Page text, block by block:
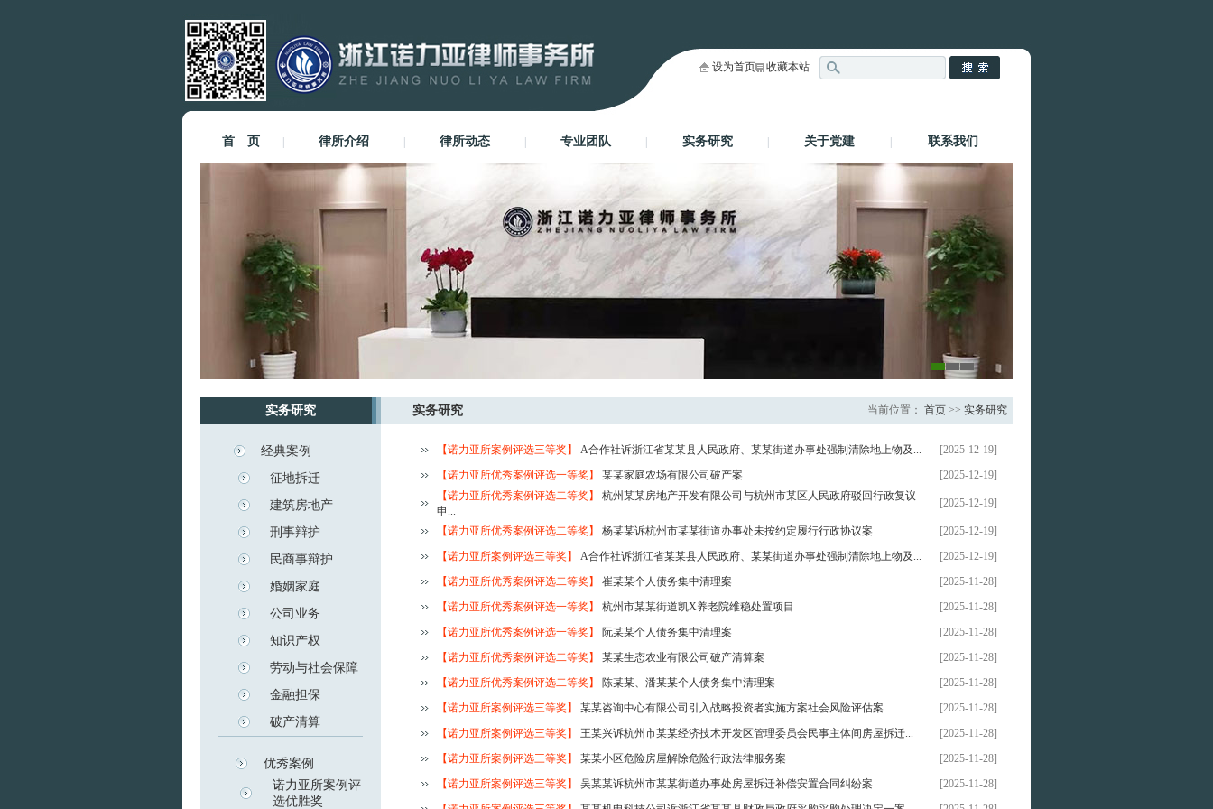
设为首页 收藏本站
首 页 律所介绍 律所动态 专业团队 实务研究 关于党建 联系我们
实务研究
经典案例
征地拆迁
建筑房地产
刑事辩护
民商事辩护
婚姻家庭
公司业务
知识产权
劳动与社会保障
金融担保
破产清算
优秀案例
诺力亚所案例评
选优胜奖
实务研究 当前位置： 首页 >> 实务研究
【诺力亚所案例评选三等奖】 A合作社诉浙江省某某县人民政府、某某街道办事处强制清除地上物及...
[2025-12-19]
【诺力亚所优秀案例评选一等奖】 某某家庭农场有限公司破产案
[2025-12-19]
【诺力亚所优秀案例评选二等奖】 杭州某某房地产开发有限公司与杭州市某区人民政府驳回行政复议
申...
[2025-12-19]
【诺力亚所优秀案例评选二等奖】 杨某某诉杭州市某某街道办事处未按约定履行行政协议案
[2025-12-19]
【诺力亚所案例评选三等奖】 A合作社诉浙江省某某县人民政府、某某街道办事处强制清除地上物及...
[2025-12-19]
【诺力亚所优秀案例评选二等奖】 崔某某个人债务集中清理案
[2025-11-28]
【诺力亚所优秀案例评选一等奖】 杭州市某某街道凯X养老院维稳处置项目
[2025-11-28]
【诺力亚所优秀案例评选一等奖】 阮某某个人债务集中清理案
[2025-11-28]
【诺力亚所优秀案例评选二等奖】 某某生态农业有限公司破产清算案
[2025-11-28]
【诺力亚所优秀案例评选二等奖】 陈某某、潘某某个人债务集中清理案
[2025-11-28]
【诺力亚所案例评选三等奖】 某某咨询中心有限公司引入战略投资者实施方案社会风险评估案
[2025-11-28]
【诺力亚所案例评选三等奖】 王某兴诉杭州市某某经济技术开发区管理委员会民事主体间房屋拆迁...
[2025-11-28]
【诺力亚所案例评选三等奖】 某某小区危险房屋解除危险行政法律服务案
[2025-11-28]
【诺力亚所案例评选三等奖】 吴某某诉杭州市某某街道办事处房屋拆迁补偿安置合同纠纷案
[2025-11-28]